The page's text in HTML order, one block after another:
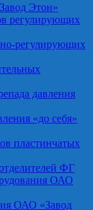
Этон»
регулирующих
регулирующих
давления
«до себя»
пластинчатых
ФГ
ОАО
ОАО «Завод